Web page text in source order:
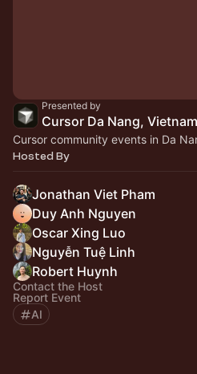
Presented by
Cursor Da Nang, Vietnam
Cursor community events in Da
Hosted By
Jonathan Viet Pham
Duy Anh Nguyen
Oscar Xing Luo
Nguyễn Tuệ Linh
Robert Huynh
Contact the Host
Report Event
AI